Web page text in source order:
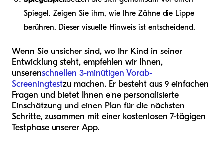
Spiegel. Zeigen Sie ihm, wie Ihre Zähne die Lippe
berühren. Dieser visuelle Hinweis ist entscheidend.
Wenn Sie unsicher sind, wo Ihr Kind in seiner
Entwicklung steht, empfehlen wir Ihnen,
unserenschnellen 3-minütigen Vorab-
Screeningtestzu machen. Er besteht aus 9 einfachen
Fragen und bietet Ihnen eine personalisierte
Einschätzung und einen Plan für die nächsten
Schritte, zusammen mit einer kostenlosen 7-tägigen
Testphase unserer App.